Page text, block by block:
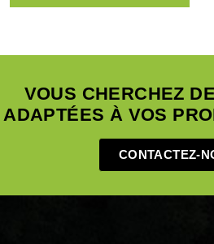
VOUS CHERCHEZ
ADAPTÉES À VOS
CONTACTEZ-